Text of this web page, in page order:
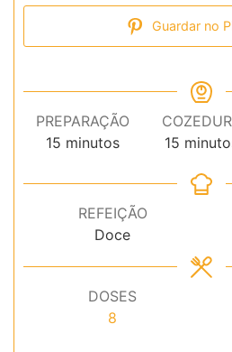
Guardar no
PREPARAÇÃO
15 minutos
minutos
15 minutos
REFEIÇÃO
Doce
DOSES
8